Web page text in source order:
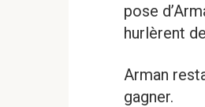
pose
hurlèrent
Arman
gagner.